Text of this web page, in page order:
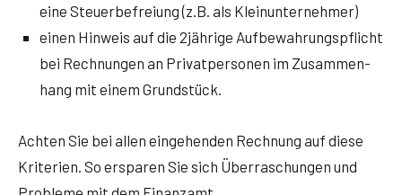
eine Steu­er­be­frei­ung (z.B. als Kleinunternehmer)
einen Hin­weis auf die 2jährige Auf­be­wah­rungs­pflicht
bei Rech­nun­gen an Pri­vat­per­so­nen im Zusam­men­
hang mit einem Grundstück.
Ach­ten Sie bei allen ein­ge­hen­den Rech­nung auf die­se
Kri­te­ri­en. So erspa­ren Sie sich Über­ra­schun­gen und